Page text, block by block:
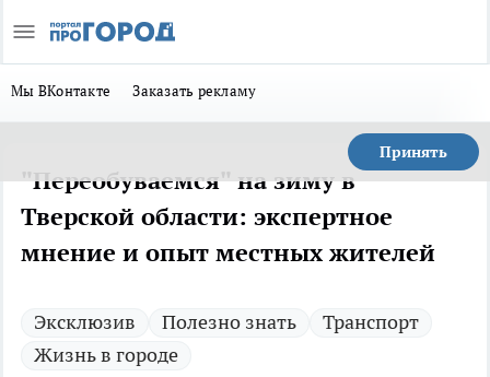
Мы ВКонтакте Заказать рекламу
Принять
"Переобуваемся" на зиму в
Тверской области: экспертное
мнение и опыт местных жителей
Эксклюзив Полезно знать
Транспорт
Жизнь в городе